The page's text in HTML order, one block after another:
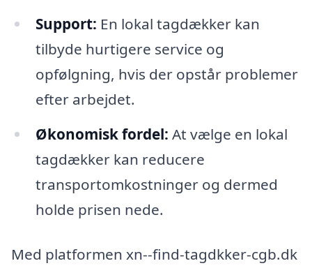
Support: En lokal tagdækker kan
tilbyde hurtigere service og
opfølgning, hvis der opstår problemer
efter arbejdet.
Økonomisk fordel: At vælge en lokal
tagdækker kan reducere
transportomkostninger og dermed
holde prisen nede.
Med platformen xn--find-tagdkker-cgb.dk